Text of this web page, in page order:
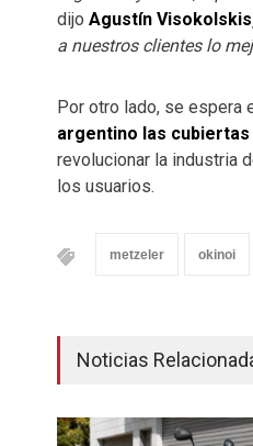
dijo Agustín
a nuestros clientes lo
Por otro lado, se espera
argentino las
revolucionar la industria
los usuarios.
metzeler okinoi
Noticias